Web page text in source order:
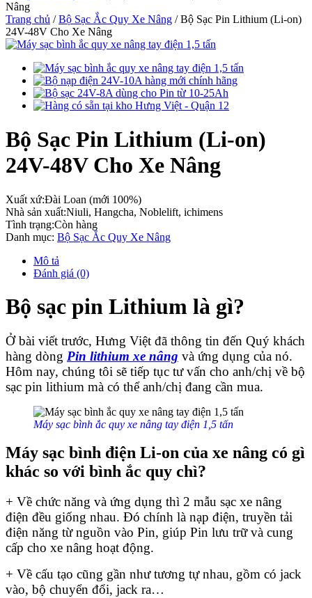
Nâng
Trang chủ /Bộ Sạc Ắc Quy Xe Nâng / Bộ Sạc Pin Lithium (Li-on)
24V-48V Cho Xe Nâng
Bộ Sạc Pin Lithium (Li-on)
24V-48V Cho Xe Nâng
Xuất xứ:Đài Loan (mới 100%)
Nhà sản xuất:Niuli, Hangcha, Noblelift, ichimens
Tình trạng:Còn hàng
Danh mục: Bộ Sạc Ắc Quy Xe Nâng
Mô tả
Đánh giá (0)
Bộ sạc pin Lithium là gì?
Ở bài viết trước, Hưng Việt đã thông tin đến Quý khách
hàng dòng Pin lithium xe nâng và ứng dụng của nó.
Hôm nay, chúng tôi sẽ tiếp tục tư vấn cho anh/chị về bộ
sạc pin lithium mà có thể anh/chị đang cần mua.
Máy sạc bình ắc quy xe nâng tay điện 1,5 tấn
Máy sạc bình điện Li-on của xe nâng có gì
khác so với bình ắc quy chì?
+ Về chức năng và ứng dụng thì 2 mẫu sạc xe nâng
điện đều giống nhau. Đó chính là nạp điện, truyền tải
điện năng từ nguồn vào Pin, giúp Pin lưu trữ và cung
cấp cho xe nâng hoạt động.
+ Về cấu tạo cũng gần như tương tự nhau, gồm có jack
vào, bộ chuyển đổi, jack ra…